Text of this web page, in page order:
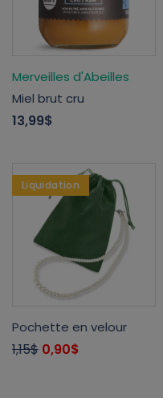
Merveilles d'Abeilles
Miel brut cru
13,99$
Liquidation
Pochette en velour
1,15$ 0,90$